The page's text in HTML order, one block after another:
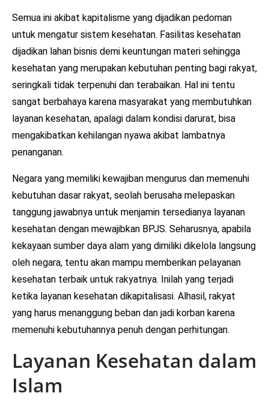
Semua ini akibat kapitalisme yang dijadikan pedoman
untuk mengatur sistem kesehatan. Fasilitas kesehatan
dijadikan lahan bisnis demi keuntungan materi sehingga
kesehatan yang merupakan kebutuhan penting bagi rakyat,
seringkali tidak terpenuhi dan terabaikan. Hal ini tentu
sangat berbahaya karena masyarakat yang membutuhkan
layanan kesehatan, apalagi dalam kondisi darurat, bisa
mengakibatkan kehilangan nyawa akibat lambatnya
penanganan.
Negara yang memiliki kewajiban mengurus dan memenuhi
kebutuhan dasar rakyat, seolah berusaha melepaskan
tanggung jawabnya untuk menjamin tersedianya layanan
kesehatan dengan mewajibkan BPJS. Seharusnya, apabila
kekayaan sumber daya alam yang dimiliki dikelola langsung
oleh negara, tentu akan mampu memberikan pelayanan
kesehatan terbaik untuk rakyatnya. Inilah yang terjadi
ketika layanan kesehatan dikapitalisasi. Alhasil, rakyat
yang harus menanggung beban dan jadi korban karena
memenuhi kebutuhannya penuh dengan perhitungan.
Layanan Kesehatan dalam
Islam